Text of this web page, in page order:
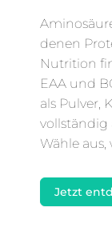
denen
Nutrition
EAA und
als Pulver,
vollständig
Wähle aus,
Jetzt